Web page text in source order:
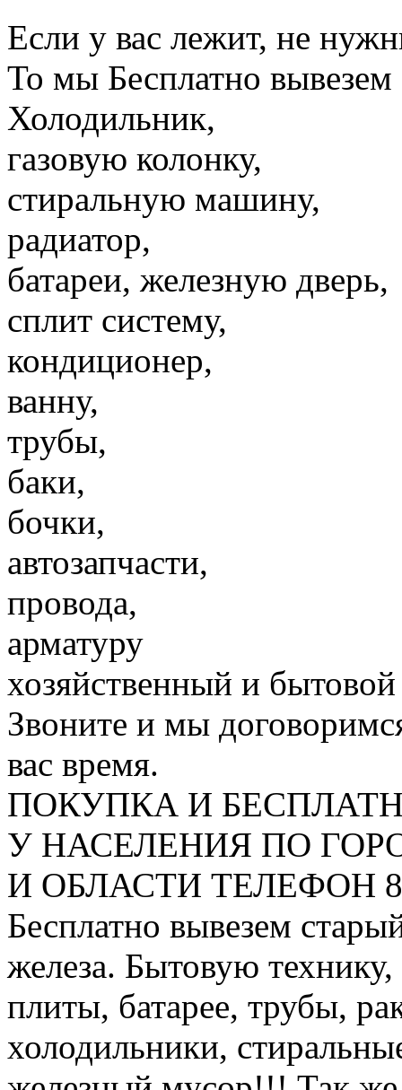
Если у вас лежит, не
То мы Бесплатно
Холодильник,
газовую колонку,
стиральную машину,
радиатор,
батареи, железную дверь,
сплит систему,
кондиционер,
ванну,
трубы,
баки,
бочки,
автозапчасти,
провода,
арматуру
хозяйственный и
Звоните и мы
вас время.
ПОКУПКА И
У НАСЕЛЕНИЯ ПО
И ОБЛАСТИ ТЕЛЕФОН 8
Бесплатно вывезем
железа. Бытовую
плиты, батарее, трубы,
холодильники,